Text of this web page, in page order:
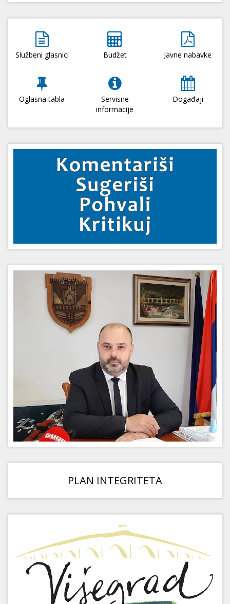
Službeni glasnici Budžet Javne nabavke
Oglasna tabla
Servisne
informacije
Događaji
PLAN INTEGRITETA